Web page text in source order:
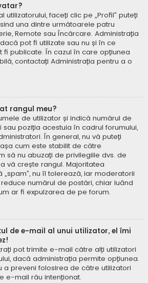
utilizatorului, faceți clic pe „Profil” puteți
una dintre următoarele patru
Remote sau Încărcare. Administrația
pot fi utilizate sau nu și în ce
fi publicate. În cazul în care opțiunea
contactați Administrația pentru a o
rangul meu?
de utilizator și indică numărul de
sau poziția acestuia în cadrul forumului,
În general, nu vă puteți
cum este stabilit de către
să nu abuzați de privilegiile dvs. de
vă crește rangul. Majoritatea
nu îl tolerează, iar moderatorii
numărul de postări, chiar luând
ar fi expulzarea de pe forum.
de e-mail al unui utilizator, el îmi
pot trimite e-mail către alți utilizatori
dacă administrația permite opțiunea.
a preveni folosirea de către utilizatori
e-mail rău intenționat.